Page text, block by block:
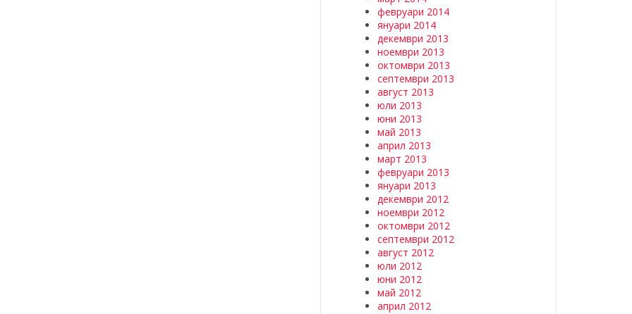
февруари 2014
януари 2014
декември 2013
ноември 2013
октомври 2013
септември 2013
август 2013
юли 2013
юни 2013
май 2013
април 2013
март 2013
февруари 2013
януари 2013
декември 2012
ноември 2012
октомври 2012
септември 2012
август 2012
юли 2012
юни 2012
май 2012
април 2012